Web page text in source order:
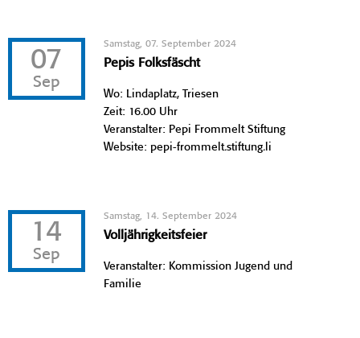
07
Sep
Samstag, 07. September 2024
Pepis Folksfäscht
Wo: Lindaplatz, Triesen
Zeit: 16.00 Uhr
Veranstalter: Pepi Frommelt Stiftung
Website: pepi-frommelt.stiftung.li
14
Sep
Samstag, 14. September 2024
Volljährigkeitsfeier
Veranstalter: Kommission Jugend und
Familie